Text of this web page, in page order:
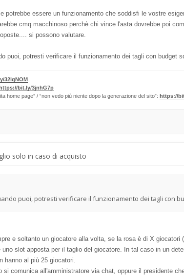
potrebbe essere un funzionamento che soddisfi le vostre
cmq macchinoso perchè chi vince l'asta dovrebbe poi
si possono valutare.
puoi, potresti verificare il funzionamento dei tagli con budget
32lqNOM
bit.ly/3jnhG7p
home page” / “non vedo più niente dopo la generazione del sito”: https://
solo in caso di acquisto
puoi, potresti verificare il funzionamento dei tagli con
e soltanto un giocatore alla volta, se la rosa è di X
slot apposta per il taglio del giocatore. In tal caso in un
hanno al più 25 giocatori.
si comunica all'amministratore via chat, oppure il presidente